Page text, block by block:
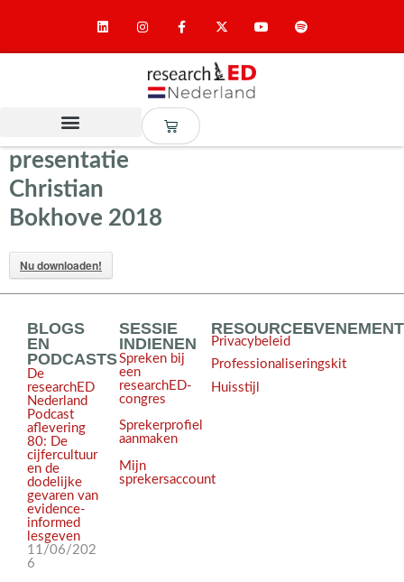
presentatie
Christian
Bokhove 2018
Nu downloaden!
BLOGS
EN
PODCASTS
De
researchED
Nederland
Podcast
aflevering
80: De
cijfercultuur
en de
dodelijke
gevaren van
evidence-
informed
lesgeven
11/06/202
6
SESSIE
INDIENEN
Spreken bij
een
researchED-
congres
Sprekerprofiel
aanmaken
Mijn
sprekersaccount
RESOURCES
Privacybeleid
Professionaliseringskit
Huisstijl